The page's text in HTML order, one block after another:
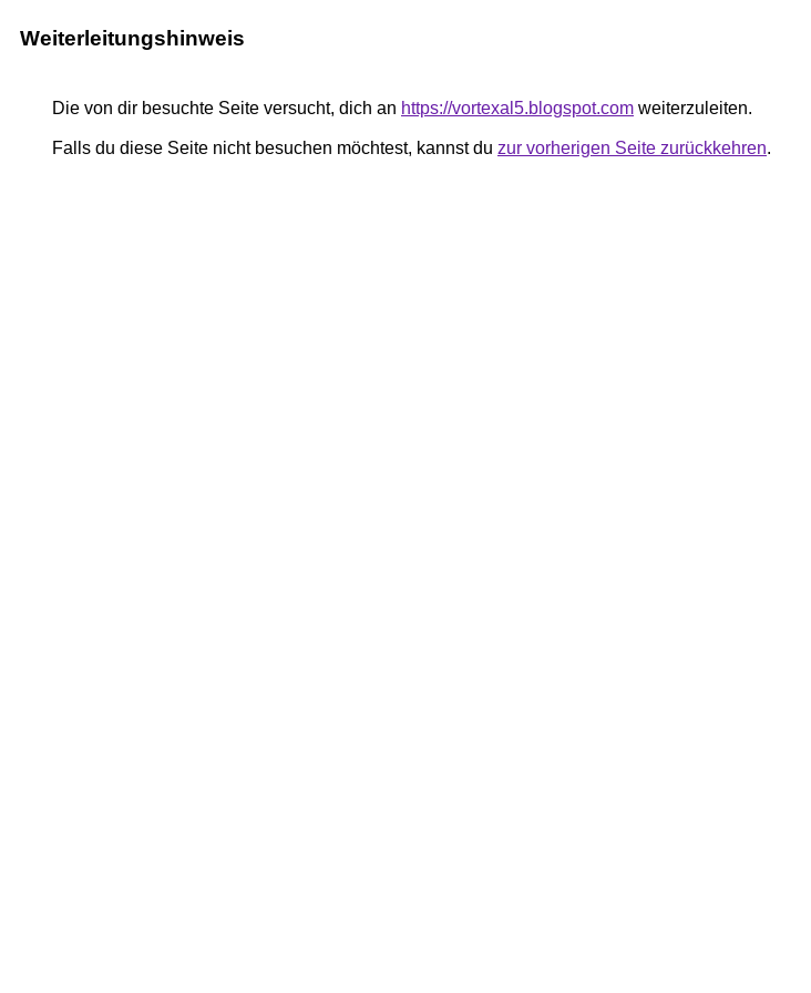
Weiterleitungshinweis
Die von dir besuchte Seite versucht, dich an https://vortexal5.blogspot.com weiterzuleiten.
Falls du diese Seite nicht besuchen möchtest, kannst du zur vorherigen Seite zurückkehren.